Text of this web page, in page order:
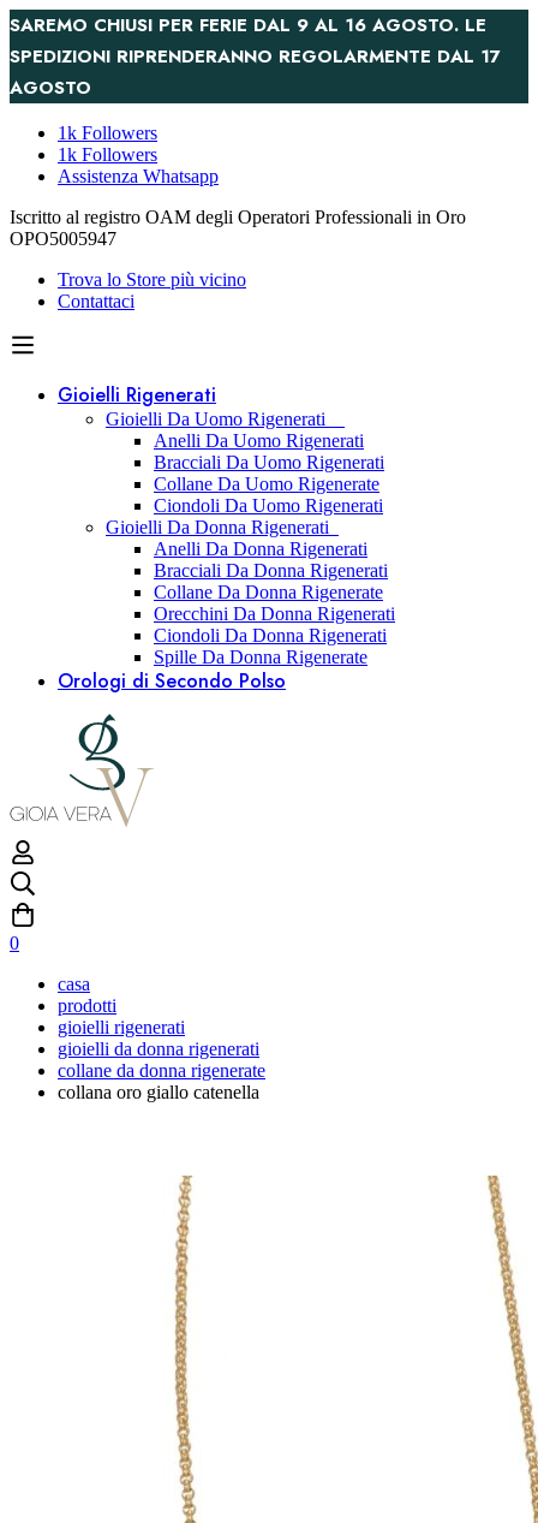
SAREMO CHIUSI PER FERIE DAL 9 AL 16 AGOSTO. LE
SPEDIZIONI RIPRENDERANNO REGOLARMENTE DAL 17
AGOSTO
1k Followers
1k Followers
Assistenza Whatsapp
Iscritto al registro OAM degli Operatori Professionali in Oro
OPO5005947
Trova lo Store più vicino
Contattaci
Gioielli Rigenerati
Gioielli Da Uomo Rigenerati
Anelli Da Uomo Rigenerati
Bracciali Da Uomo Rigenerati
Collane Da Uomo Rigenerate
Ciondoli Da Uomo Rigenerati
Gioielli Da Donna Rigenerati
Anelli Da Donna Rigenerati
Bracciali Da Donna Rigenerati
Collane Da Donna Rigenerate
Orecchini Da Donna Rigenerati
Ciondoli Da Donna Rigenerati
Spille Da Donna Rigenerate
Orologi di Secondo Polso
0
casa
prodotti
gioielli rigenerati
gioielli da donna rigenerati
collane da donna rigenerate
collana oro giallo catenella